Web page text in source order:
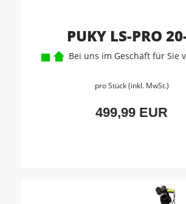
PUKY LS-PRO
Bei uns im Geschäft für Sie
pro Stück (inkl. MwSt.)
499,99 EUR